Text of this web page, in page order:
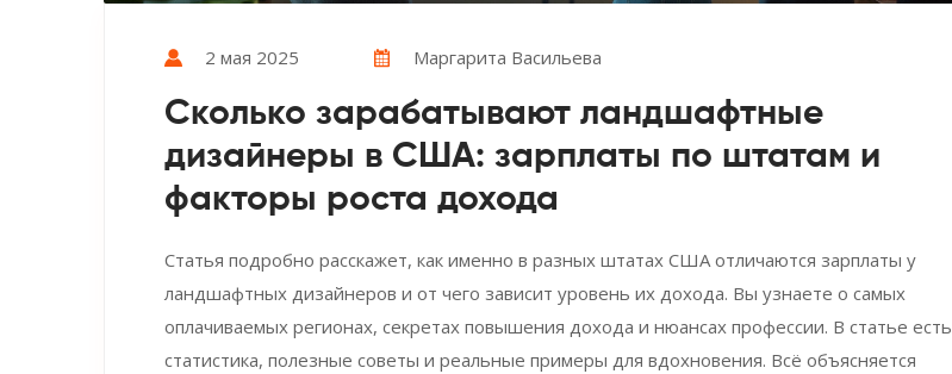
2 мая 2025 Маргарита Васильева
Сколько зарабатывают ландшафтные
дизайнеры в США: зарплаты по штатам и
факторы роста дохода
Статья подробно расскажет, как именно в разных штатах США отличаются зарплаты у
ландшафтных дизайнеров и от чего зависит уровень их дохода. Вы узнаете о самых
оплачиваемых регионах, секретах повышения дохода и нюансах профессии. В статье есть
статистика, полезные советы и реальные примеры для вдохновения. Всё объясняется